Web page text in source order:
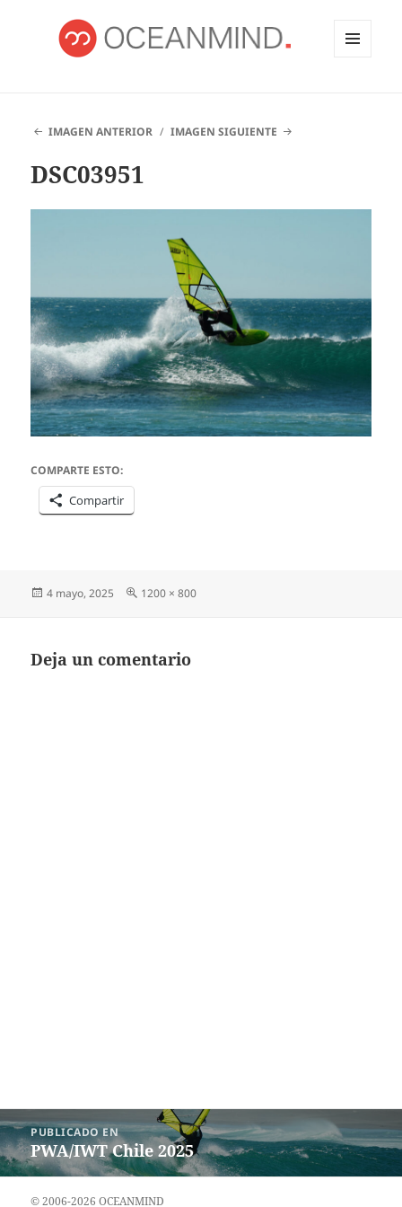
IMAGEN ANTERIOR IMAGEN SIGUIENTE
DSC03951
COMPARTE ESTO:
Compartir
Publicado
4 mayo, 2025
Tamaño
1200 × 800
Deja un comentario
Navegación
de
entradas
PUBLICADO EN
PWA/IWT Chile 2025
© 2006-2026 OCEANMIND